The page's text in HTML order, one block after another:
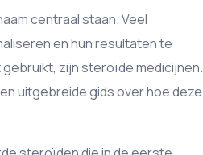
centraal staan. Veel
en hun resultaten te
zijn steroïde medicijnen.
uitgebreide gids over hoe deze